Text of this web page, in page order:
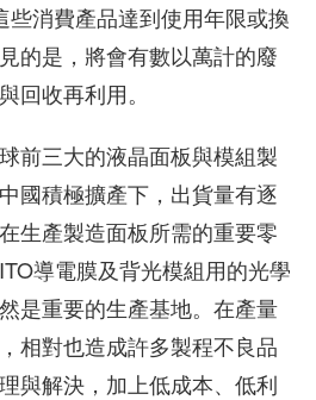
些消費產品達到使用年限或換
的是，將會有數以萬計的廢
回收再利用。
前三大的液晶面板與模組製
國積極擴產下，出貨量有逐
生產製造面板所需的重要零
導電膜及背光模組用的光學
是重要的生產基地。在產量
相對也造成許多製程不良品
與解決，加上低成本、低利